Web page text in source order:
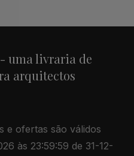
uma livraria de
arquitectos
e ofertas são válidos
às 23:59:59 de 31-12-